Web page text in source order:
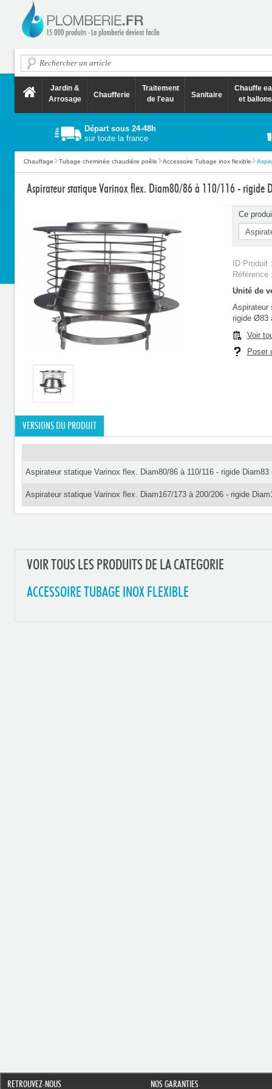
Jardin &
Arrosage
Chaufferie
Traitement
de l'eau
Sanitaire
Chauffe
et ballons
Départ sous 24-48h
sur toute la france
Chauffage Tubage cheminée chaudière poêle Accessoire Tubage inox flexible
Aspirateur statique Varinox flex. Diam80/86 à 110/116 - rigide
Ce
ID Produit
Unité de
Aspirateur
rigide Ø83
Voir
Poser
VERSIONS DU PRODUIT
Aspirateur statique Varinox flex. Diam80/86 à 110/116 - rigide Diam83
Aspirateur statique Varinox flex. Diam167/173 à 200/206 - rigide
VOIR TOUS LES PRODUITS DE LA CATEGORIE
ACCESSOIRE TUBAGE INOX FLEXIBLE
RETROUVEZ-NOUS NOS GARANTIES